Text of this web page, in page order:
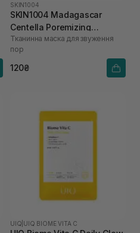
SKIN1004
SKIN1004 Madagascar
Centella Poremizing
Clarifying Mask 1 шт
Тканинна маска для звуження
пор
120₴
UIQ UIQ BIOME VITA C